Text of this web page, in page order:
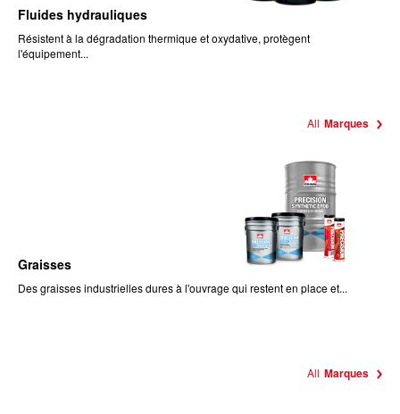
Fluides hydrauliques
Résistent à la dégradation thermique et oxydative, protègent
l'équipement...
All Marques
Graisses
Des graisses industrielles dures à l'ouvrage qui restent en place et...
All Marques